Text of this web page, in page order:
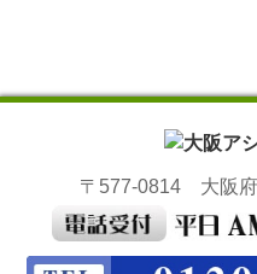
〒577-0814 大阪